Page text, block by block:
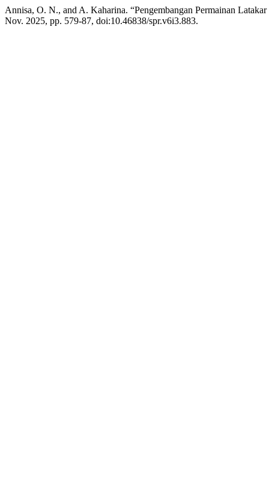
Annisa, O. N., and A. Kaharina. “Pengembangan Permainan
Nov. 2025, pp. 579-87, doi:10.46838/spr.v6i3.883.